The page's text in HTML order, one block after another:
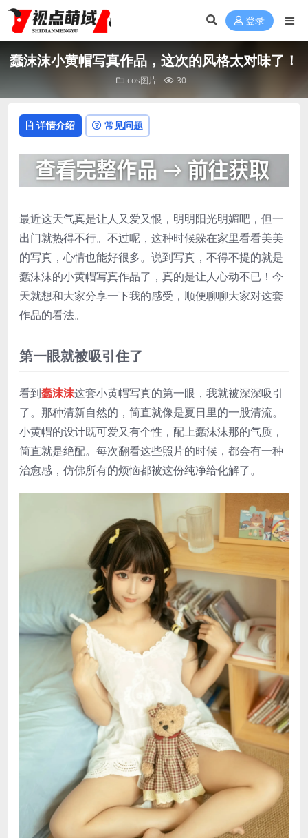
登录
蠢沫沫小黄帽写真作品，这次的风格太对味了！
cos图片 30
详情介绍 常见问题
最近这天气真是让人又爱又恨，明明阳光明媚吧，但一
出门就热得不行。不过呢，这种时候躲在家里看看美美
的写真，心情也能好很多。说到写真，不得不提的就是
蠢沫沫的小黄帽写真作品了，真的是让人心动不已！今
天就想和大家分享一下我的感受，顺便聊聊大家对这套
作品的看法。
第一眼就被吸引住了
看到蠢沫沫这套小黄帽写真的第一眼，我就被深深吸引
了。那种清新自然的，简直就像是夏日里的一股清流。
小黄帽的设计既可爱又有个性，配上蠢沫沫那的气质，
简直就是绝配。每次翻看这些照片的时候，都会有一种
治愈感，仿佛所有的烦恼都被这份纯净给化解了。